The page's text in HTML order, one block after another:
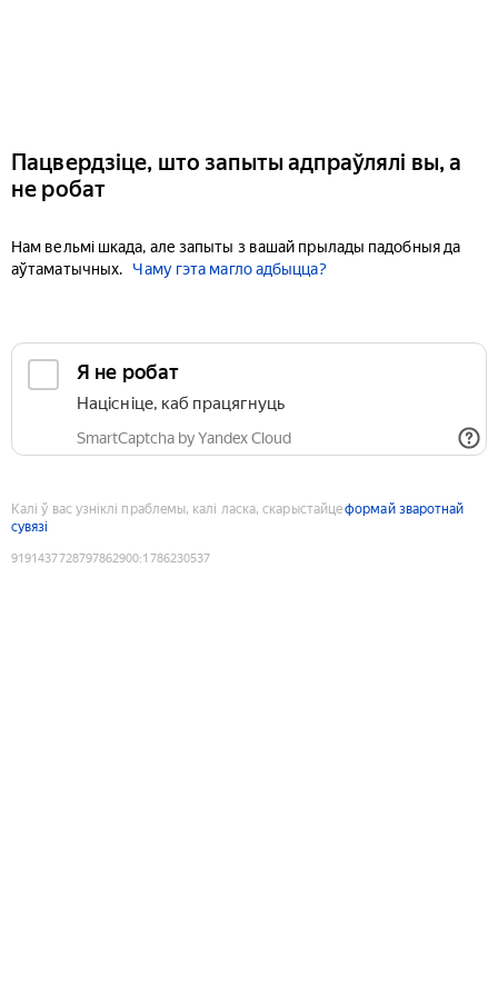
Пацвердзіце, што запыты адпраўлялі вы, а
не робат
Нам вельмі шкада, але запыты з вашай прылады падобныя да
аўтаматычных.
Чаму гэта магло адбыцца?
Я не робат
Націсніце, каб працягнуць
SmartCaptcha by Yandex Cloud
Калі ў вас узніклі праблемы, калі ласка, скарыстайцеформай зваротнай
сувязі
9191437728797862900:1786230537